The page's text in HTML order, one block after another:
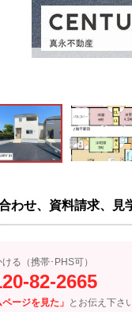
わせ、資料請求、見
る（携帯･PHS可）
82-2665
ページを見た」 とお伝え下さ